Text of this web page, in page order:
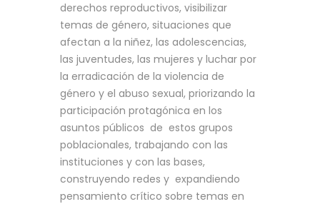
derechos reproductivos, visibilizar
temas de género, situaciones que
afectan a la niñez, las adolescencias,
las juventudes, las mujeres y luchar por
la erradicación de la violencia de
género y el abuso sexual, priorizando la
participación protagónica en los
asuntos públicos de estos grupos
poblacionales, trabajando con las
instituciones y con las bases,
construyendo redes y expandiendo
pensamiento crítico sobre temas en